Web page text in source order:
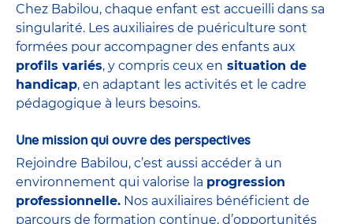
Chez Babilou, chaque enfant est accueilli dans sa
singularité. Les auxiliaires de puériculture sont
formées pour accompagner des enfants aux
profils variés, y compris ceux en situation de
handicap, en adaptant les activités et le cadre
pédagogique à leurs besoins.
Une mission qui ouvre des perspectives
Rejoindre Babilou, c’est aussi accéder à un
environnement qui valorise la progression
professionnelle. Nos auxiliaires bénéficient de
parcours de formation continue, d’opportunités